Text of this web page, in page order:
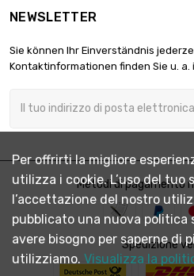
NEWSLETTER
Sie können Ihr Einverständnis
Kontaktinformationen finden Sie u.
Metodi di pagamento
Spedizione
Per offrirti la migliore
utilizza i cookie. L’uso del tuo
l’accettazione del nostro
pubblicato una nuova politica
avere bisogno per saperne di
utilizziamo. Visualizza la